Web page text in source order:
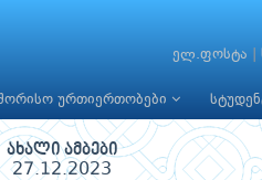
ელ.ფოსტა
ურთიერთობები
ახალი ამბები
27.12.2023